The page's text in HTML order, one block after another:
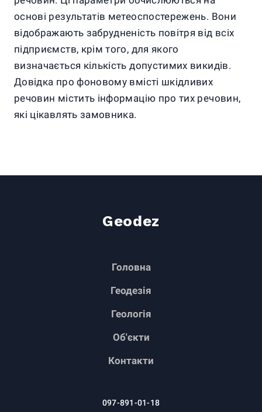
основі результатів метеоспостережень. Вони
відображають забрудненість повітря від всіх
підприємств, крім того, для якого
визначається кількість допустимих викидів.
Довідка про фоновому вмісті шкідливих
речовин містить інформацію про тих речовин,
які цікавлять замовника.
Geodez
Головна
Геодезія
Геологія
Об'єкти
Контакти
097-891-01-18